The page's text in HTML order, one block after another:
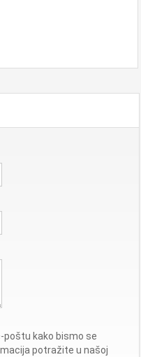
poštu kako bismo se
potražite u našoj